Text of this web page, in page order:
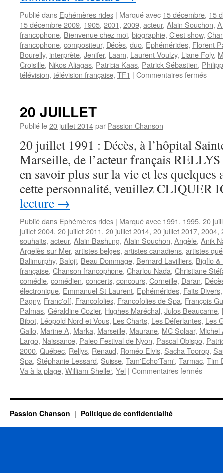
Publié dans Ephémères rides | Marqué avec 15 décembre, 15
15 décembre 2009, 1905, 2001, 2009, acteur, Alain Souchon,
francophone, Bienvenue chez moi, biographie, C'est show,
francophone, compositeur, Décès, duo, Ephémérides, Florent
Bourelly, interprète, Jenifer, Laam, Laurent Voulzy, Liane Foly,
Croisille, Nikos Aliagas, Patricia Kaas, Patrick Sébastien,
télévision, télévision française, TF1 | Commentaires ferméssur
20 JUILLET
Publié le20 juillet 2014par Passion Chanson
20 juillet 1991 : Décès, à l’hôpital
Marseille, de l’acteur français RELLYS
en savoir plus sur la vie et les quelques
cette personnalité, veuillez
lecture →
Publié dans Ephémères rides | Marqué avec 1991, 1995, 20
juillet 2004, 20 juillet 2011, 20 juillet 2014, 20 juillet 2017, 2004,
souhaits, acteur, Alain Bashung, Alain Souchon, Angèle, Anik
Argelès-sur-Mer, artistes belges, artistes canadiens, artistes
Balimurphy, Baloji, Beau Dommage, Bernard Lavilliers, Bigflo &
française, Chanson francophone, Charlou Nada, Christiane
comédie, comédien, concerts, concours, Corneille, Daran,
électronique, Emmanuel St-Laurent, Ephémérides, Faits Divers
Pagny, Franc'off, Francofolies, Francofolies de Spa, François
Palmas, Géraldine Cozier, Hughes Maréchal, Julos Beaucarne,
Bibot, Léopold Nord et Vous, Les Charts, Les Déferlantes, Les
Gallo, Marine A, Marka, Marseille, Maurane, MC Solaar, Michel
Largo, Naissance, Paleo Festival de Nyon, Pascal Obispo,
2000, Québec, Rellys, Renaud, Roméo Elvis, Sacha Toorop,
Spa, Stéphanie Lessard, Suisse, Tam'Echo'Tam', Tarmac, Tim
Va à la plage, William Sheller, Yel | Commentaires ferméssur
Passion Chanson Politique de confidentialité